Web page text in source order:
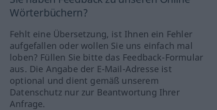
Wörterbüchern?
Fehlt eine Übersetzung, ist Ihnen ein Fehler
aufgefallen oder wollen Sie uns einfach mal
loben? Füllen Sie bitte das Feedback-Formular
aus. Die Angabe der E-Mail-Adresse ist
optional und dient gemäß unserem
Datenschutz nur zur Beantwortung Ihrer
Anfrage.